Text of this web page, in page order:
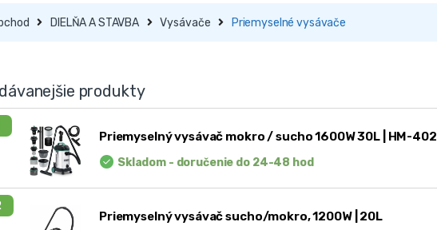
DIELŇA A STAVBA Vysávače Priemyselné vysávače
produkty
Priemyselný vysávač mokro / sucho 1600W 30L | HM-402
Skladom - doručenie do 24-48 hod
Priemyselný vysávač sucho/mokro, 1200W | 20L